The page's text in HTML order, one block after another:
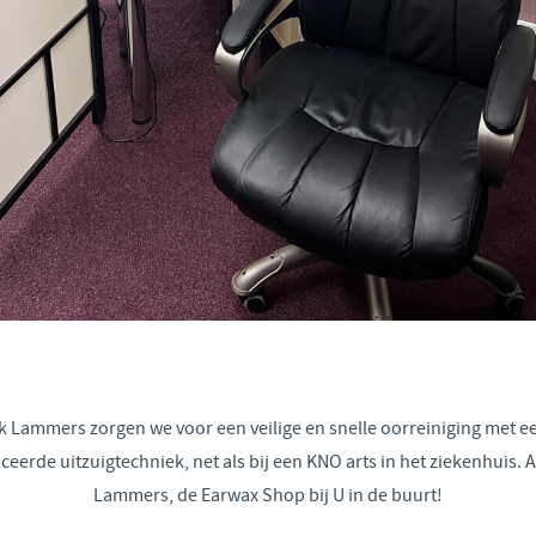
Lammers zorgen we voor een veilige en snelle oorreiniging met
uitzuigtechniek, net als bij een KNO arts in het ziekenhuis.
Lammers, de Earwax Shop bij U in de buurt!